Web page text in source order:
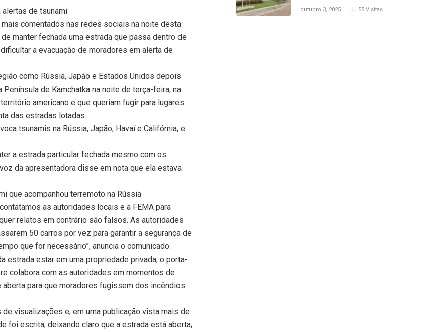
alertas de tsunami
comentados nas redes sociais na noite desta
manter fechada uma estrada que passa dentro de
a evacuação de moradores em alerta de
como Rússia, Japão e Estados Unidos depois
de Kamchatka na noite de terça-feira, na
americano e que queriam fugir para lugares
das estradas lotadas.
tsunamis na Rússia, Japão, Havaí e Califórnia, e
a estrada particular fechada mesmo com os
da apresentadora disse em nota que ela estava
que acompanhou terremoto na Rússia
as autoridades locais e a FEMA para
relatos em contrário são falsos. As autoridades
50 carros por vez para garantir a segurança de
que for necessário”, anuncia o comunicado.
estrada estar em uma propriedade privada, o porta-
colabora com as autoridades em momentos de
para que moradores fugissem dos incêndios
visualizações e, em uma publicação vista mais de
foi escrita, deixando claro que a estrada está aberta,
temporária demitida
outubro 3, 2025 55 Visitas